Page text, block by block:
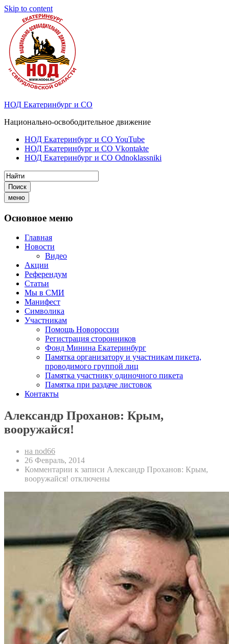
Skip to content
НОД Екатеринбург и СО
Национально-освободительное движение
НОД Екатеринбург и СО YouTube
НОД Екатеринбург и СО Vkontakte
НОД Екатеринбург и СО Odnoklassniki
Поиск
меню
Основное меню
Главная
Новости
Видео
Акции
Референдум
Статьи
Мы в СМИ
Манифест
Символика
Участникам
Помощь Новороссии
Регистрация сторонников
Фонд Минина Екатеринбург
Памятка организатору и участникам пикета,
проводимого группой лиц
Памятка участнику одиночного пикета
Памятка при раздаче листовок
Контакты
Александр Проханов: Крым,
вооружайся!
на nod66
26 Февраль, 2014
Комментарии к записи Александр Проханов: Крым,
вооружайся! отключены